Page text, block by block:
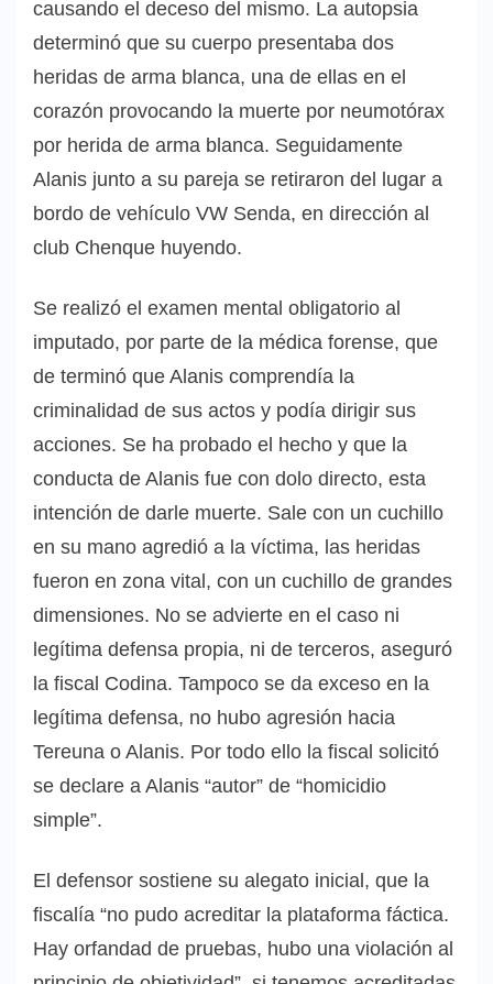
causando el deceso del mismo. La autopsia
determinó que su cuerpo presentaba dos
heridas de arma blanca, una de ellas en el
corazón provocando la muerte por neumotórax
por herida de arma blanca. Seguidamente
Alanis junto a su pareja se retiraron del lugar a
bordo de vehículo VW Senda, en dirección al
club Chenque huyendo.
Se realizó el examen mental obligatorio al
imputado, por parte de la médica forense, que
de terminó que Alanis comprendía la
criminalidad de sus actos y podía dirigir sus
acciones. Se ha probado el hecho y que la
conducta de Alanis fue con dolo directo, esta
intención de darle muerte. Sale con un cuchillo
en su mano agredió a la víctima, las heridas
fueron en zona vital, con un cuchillo de grandes
dimensiones. No se advierte en el caso ni
legítima defensa propia, ni de terceros, aseguró
la fiscal Codina. Tampoco se da exceso en la
legítima defensa, no hubo agresión hacia
Tereuna o Alanis. Por todo ello la fiscal solicitó
se declare a Alanis “autor” de “homicidio
simple”.
El defensor sostiene su alegato inicial, que la
fiscalía “no pudo acreditar la plataforma fáctica.
Hay orfandad de pruebas, hubo una violación al